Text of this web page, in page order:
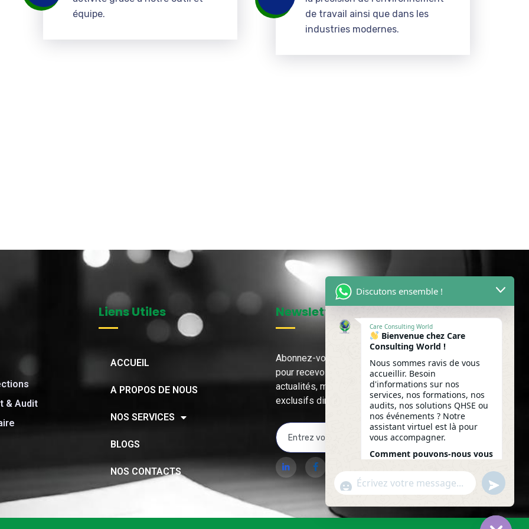
équipe.
de travail ainsi que dans les
industries modernes.
& Audit
Liens Utiles
ACCUEIL
A PROPOS DE NOUS
NOS SERVICES
BLOGS
NOS CONTACTS
Newsletter
Abonnez-vous à notre newsletter
pour recevoir nos dernières
actualités, mises à jour et contenus
exclusifs directement.
Discutons ensemble !
Care Consulting World
Bienvenue chez Care
Consulting World !
Nous sommes ravis de vous
accueillir. Besoin
d'informations sur nos
services, nos formations, nos
audits, nos solutions QHSE ou
nos événements ? Notre
assistant virtuel est là pour
vous accompagner.
Comment pouvons-nous vous
"+chaty_settings.lang.emoji_picker+"
WhatsApp Message